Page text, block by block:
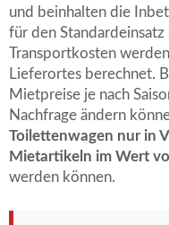
und beinhalten die
für den
Transportkosten
Lieferortes berechnet.
Mietpreise je nach
Nachfrage ändern
Toilettenwagen nur in
Mietartikeln im Wert
werden können.